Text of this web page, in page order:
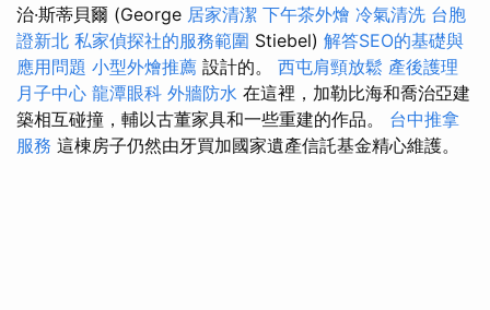
治·斯蒂貝爾 (George 居家清潔 下午茶外燴 冷氣清洗 台胞
證新北 私家偵探社的服務範圍 Stiebel) 解答SEO的基礎與
應用問題 小型外燴推薦 設計的。 西屯肩頸放鬆 產後護理
月子中心 龍潭眼科 外牆防水 在這裡，加勒比海和喬治亞建
築相互碰撞，輔以古董家具和一些重建的作品。 台中推拿
服務 這棟房子仍然由牙買加國家遺產信託基金精心維護。